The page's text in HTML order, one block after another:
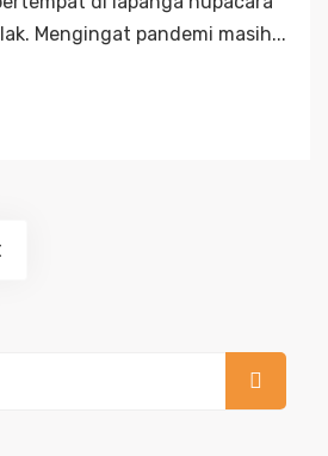
Mengingat pandemi masih...